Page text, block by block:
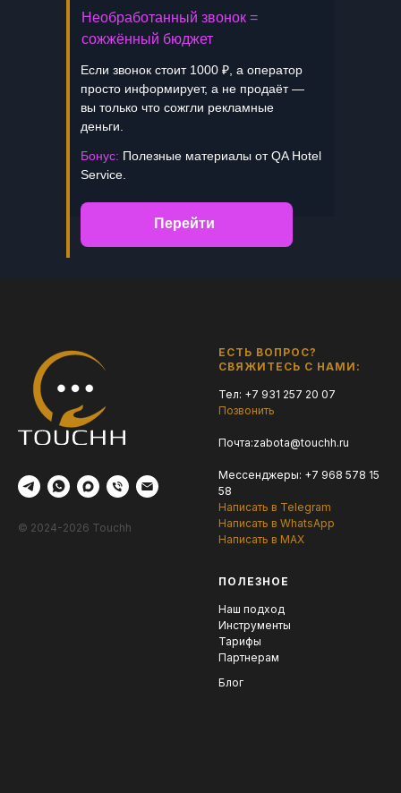
Если звонок стоит 1000 ₽, а оператор
просто информирует, а не продаёт —
вы только что сожгли рекламные
деньги.
Необработанный звонок =
сожжённый бюджет
Перейти
Бонус: Полезные материалы от QA Hotel
Service.
© 2024-2026 Touchh
ЕСТЬ ВОПРОС?
СВЯЖИТЕСЬ С НАМИ:
Тел: +7 931 257 20 07
Позвонить
Почта:zabota@touchh.ru
Мессенджеры: +7 968 578 15
58
Написать в Telegram
Написать в WhatsApp
Написать в MAX
ПОЛЕЗНОЕ
Наш подход
Инструменты
Тарифы
Партнерам
Блог